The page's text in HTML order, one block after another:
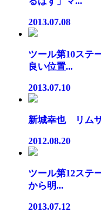
2013.07.08
ツール第10ステ
良い位置...
2013.07.10
新城幸也 リム
2012.08.20
ツール第12ステ
から明...
2013.07.12